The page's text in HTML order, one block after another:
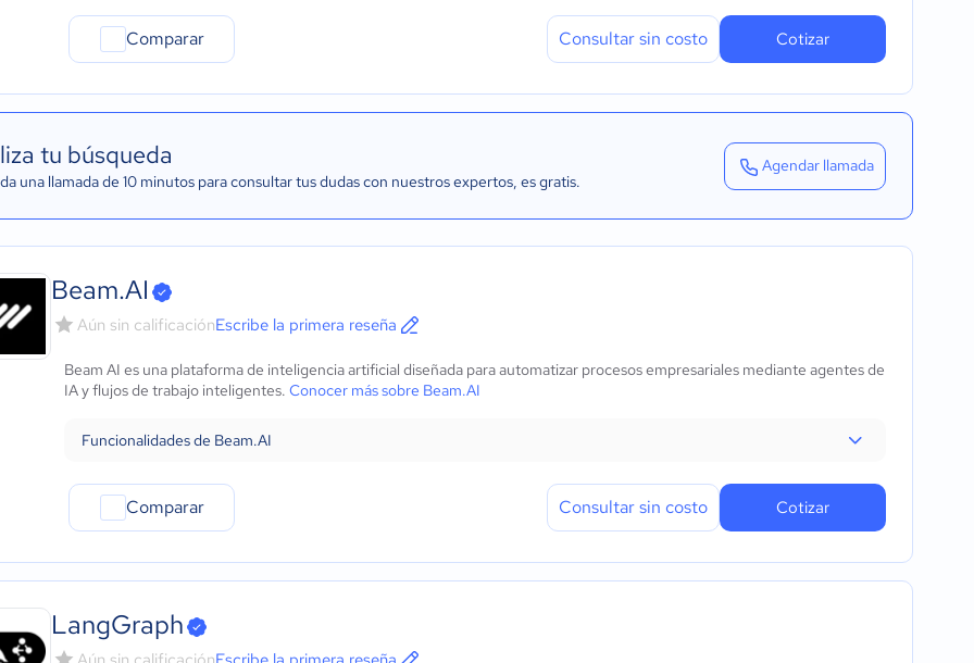
Comparar Consultar sin costo Cotizar
tu búsqueda
una llamada de 10 minutos para consultar tus dudas con nuestros expertos, es gratis.
Agendar llamada
Beam.AI
Aún sin calificaciónEscribe la primera reseña
Beam AI es una plataforma de inteligencia artificial diseñada para automatizar procesos empresariales mediante agentes de
IA y flujos de trabajo inteligentes. Conocer más sobre Beam.AI
Funcionalidades de Beam.AI
Comparar Consultar sin costo Cotizar
LangGraph